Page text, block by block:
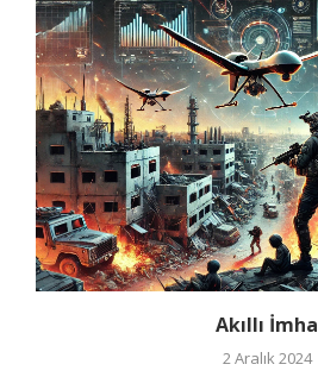
Akıllı İmha
2 Aralık 2024